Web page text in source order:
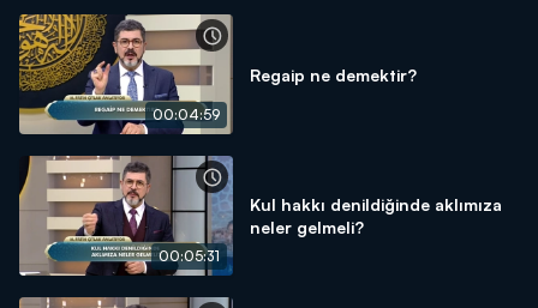
00:04:59
Regaip ne demektir?
00:05:31
Kul hakkı denildiğinde aklımıza
neler gelmeli?